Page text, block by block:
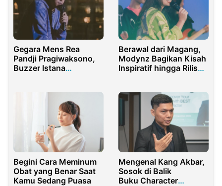
Gegara Mens Rea
Pandji Pragiwaksono,
Buzzer Istana
Berawal dari Magang,
Modynz Bagikan Kisah
Inspiratif hingga Rilis
Begini Cara Meminum
Obat yang Benar Saat
Kamu Sedang Puasa
Mengenal Kang Akbar,
Sosok di Balik
Buku Character